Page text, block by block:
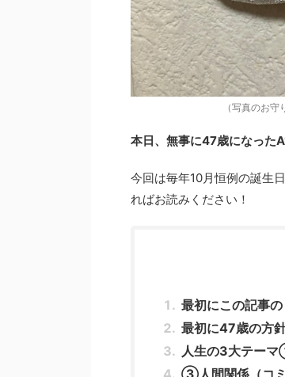
（写真のお
本日、無事に47歳になった
今回は毎年10月恒例の誕生
ればお読みください！
最初にこの記事
最初に47歳の方
人生の3大テー
③人間関係（コミ